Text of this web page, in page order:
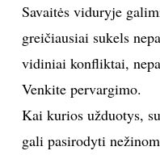
ĮDOMYBĖS
ISTORIJA
KNYGOS
Savaitės viduryje
greičiausiai sukels
vidiniai konfliktai,
Venkite pervargimo.
Kai kurios užduotys,
gali pasirodyti